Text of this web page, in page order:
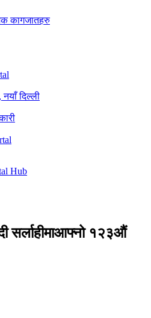
कागजातहरु
नयाँ दिल्ली
Hub
सर्लाहीमाआफ्नो १२३औं